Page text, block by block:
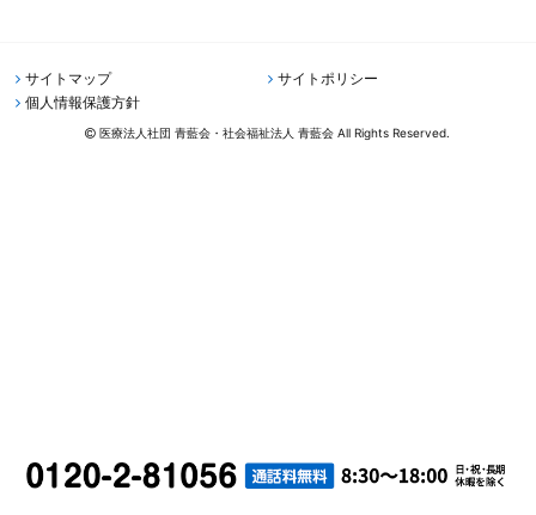
サイトマップ
サイトポリシー
個人情報保護方針
医療法人社団 青藍会・社会福祉法人 青藍会 All Rights Reserved.